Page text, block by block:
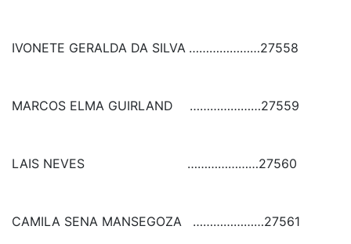
IVONETE GERALDA DA SILVA …………………27558
MARCOS ELMA GUIRLAND …………………27559
LAIS NEVES …………………27560
CAMILA SENA MANSEGOZA …………………27561